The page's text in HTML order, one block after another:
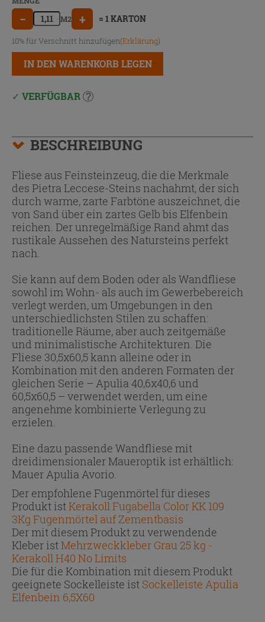
− M2 + = 1 KARTON
10% für Verschnitt hinzufügen(Erklärung)
IN DEN WARENKORB LEGEN
VERFÜGBAR
BESCHREIBUNG
Fliese aus Feinsteinzeug, die die Merkmale
des Pietra Leccese-Steins nachahmt, der sich
durch warme, zarte Farbtöne auszeichnet, die
von Sand über ein zartes Gelb bis Elfenbein
reichen. Der unregelmäßige Rand ahmt das
rustikale Aussehen des Natursteins perfekt
nach.
Sie kann auf dem Boden oder als Wandfliese
sowohl im Wohn- als auch im Gewerbebereich
verlegt werden, um Umgebungen in den
unterschiedlichsten Stilen zu schaffen:
traditionelle Räume, aber auch zeitgemäße
und minimalistische Architekturen. Die
Fliese 30,5x60,5 kann alleine oder in
Kombination mit den anderen Formaten der
gleichen Serie – Apulia 40,6x40,6 und
60,5x60,5 – verwendet werden, um eine
angenehme kombinierte Verlegung zu
erzielen.
Eine dazu passende Wandfliese mit
dreidimensionaler Maueroptik ist erhältlich:
Mauer Apulia Avorio.
Der empfohlene Fugenmörtel für dieses
Produkt istKerakoll Fugabella Color KK 109
3Kg Fugenmörtel auf Zementbasis
Der mit diesem Produkt zu verwendende
Kleber istMehrzweckkleber Grau 25 kg -
Kerakoll H40 No Limits
Die für die Kombination mit diesem Produkt
geeignete Sockelleiste ist Sockelleiste Apulia
Elfenbein 6,5X60